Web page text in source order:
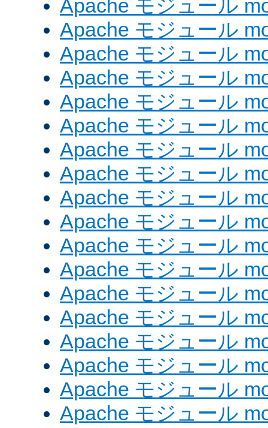
Apache モジュール
Apache モジュール
Apache モジュール
Apache モジュール
Apache モジュール
Apache モジュール
Apache モジュール
Apache モジュール
Apache モジュール
Apache モジュール
Apache モジュール
Apache モジュール
Apache モジュール
Apache モジュール
Apache モジュール
Apache モジュール
Apache モジュール
Apache モジュール